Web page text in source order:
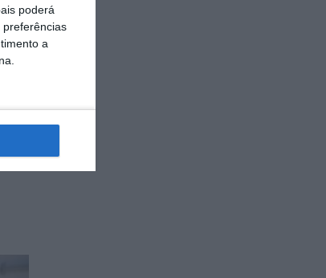
poderá
preferências
a
da
nem